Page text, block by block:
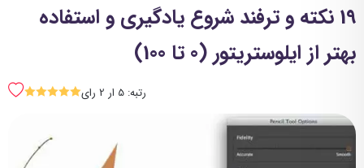
19 نکته و ترفند شروع یادگیری و استفاده
بهتر از ایلوستریتور (0 تا 100)
رتبه: 5 ار 2 رای SSSSS